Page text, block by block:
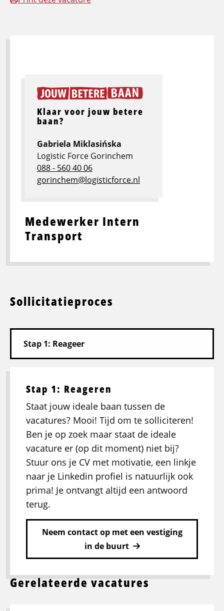
Medewerker Intern
Transport
Klaar voor jouw betere
baan?
Gabriela Miklasińska
Logistic Force Gorinchem
088 - 560 40 06
gorinchem@logisticforce.nl
Sollicitatieproces
Stap 1: Reageren
Staat jouw ideale baan tussen de
vacatures? Mooi! Tijd om te solliciteren!
Ben je op zoek maar staat de ideale
vacature er (op dit moment) niet bij?
Stuur ons je CV met motivatie, een linkje
naar je Linkedin profiel is natuurlijk ook
prima! Je ontvangt altijd een antwoord
terug.
Neem contact op met een vestiging
in de buurt
Gerelateerde vacatures